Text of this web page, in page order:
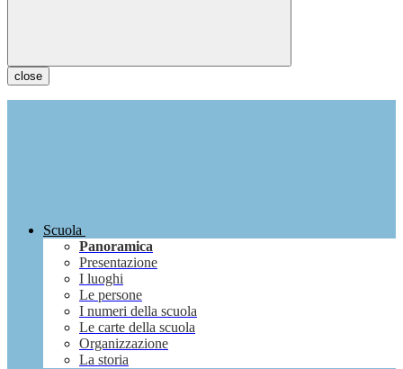
close
Scuola
Panoramica
Presentazione
I luoghi
Le persone
I numeri della scuola
Le carte della scuola
Organizzazione
La storia